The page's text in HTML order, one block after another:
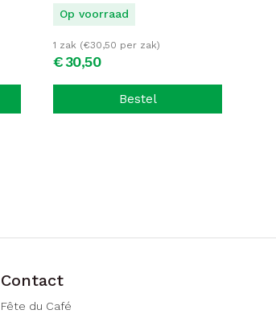
Op voorraad
€30,50
1 zak (€30,50 per zak)
Bestel
Contact
Fête du Café